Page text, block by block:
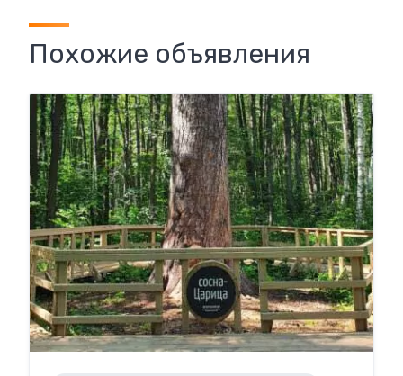
Похожие объявления